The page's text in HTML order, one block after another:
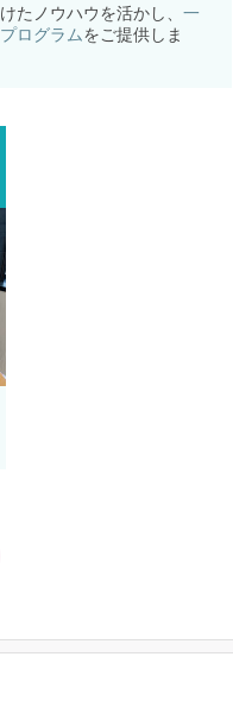
たノウハウを活かし、 一
ログラムをご提供しま